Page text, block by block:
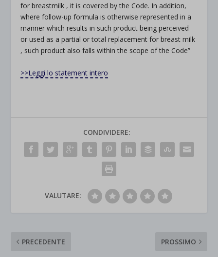
for breastmilk , it is covered by the Code. In addition,
where follow-up formula is otherwise represented in a
manner which results in such product being perceived
or used as a partial or total replacement for breast milk
, such product also falls within the scope of the Code”
>>Leggi lo statement intero
CONDIVIDERE:
VALUTARE:
PRECEDENTE PROSSIMO